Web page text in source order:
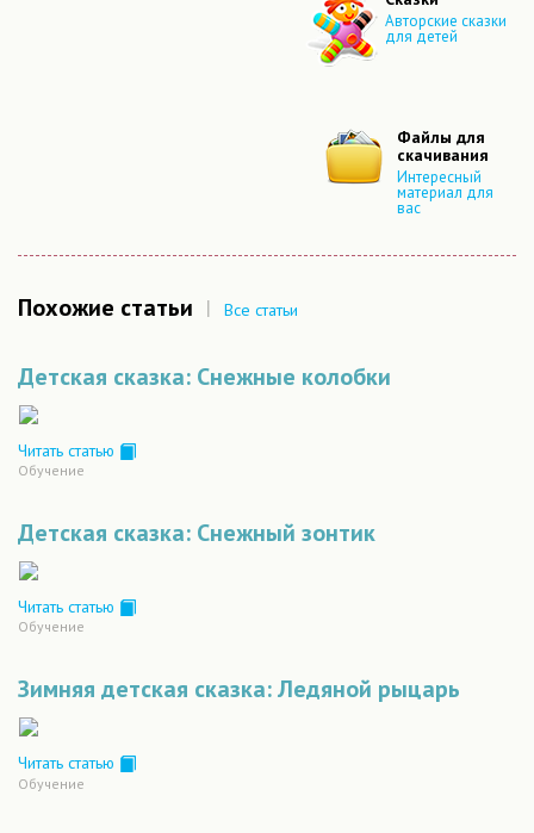
Авторские сказки
для детей
Файлы для
скачивания
Интересный
материал для
вас
Похожие статьи | Все статьи
Детская сказка: Снежные колобки
Читать статью
Обучение
Детская сказка: Снежный зонтик
Читать статью
Обучение
Зимняя детская сказка: Ледяной рыцарь
Читать статью
Обучение